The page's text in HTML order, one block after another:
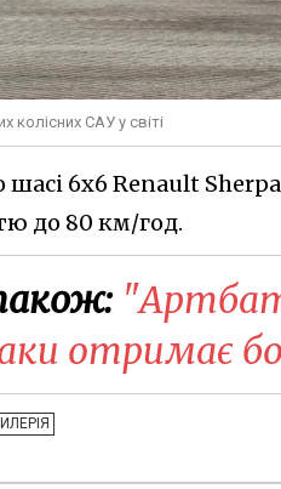
колісних САУ у світі
шасі 6х6 Renault
до 80 км/год.
отримає